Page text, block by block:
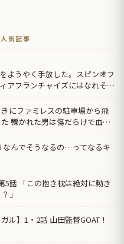
気記事
ようやく手放した。スピンオフ
フランチャイズにはなれそう
にファミレスの駐車場から飛
轢かれた男は傷だらけで血ま
なんでそうなるの…ってなるキ
5話 「この抱き枕は絶対に動き
」
ル】1・2話 山田監督GOAT！